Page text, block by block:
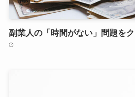
副業人の「時間がない」問題を